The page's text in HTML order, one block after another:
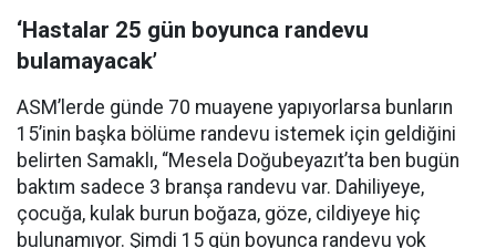
‘Hastalar 25 gün boyunca randevu
bulamayacak’
ASM’lerde günde 70 muayene yapıyorlarsa bunların
15’inin başka bölüme randevu istemek için geldiğini
belirten Samaklı, “Mesela Doğubeyazıt’ta ben bugün
baktım sadece 3 branşa randevu var. Dahiliyeye,
çocuğa, kulak burun boğaza, göze, cildiyeye hiç
bulunamıyor. Şimdi 15 gün boyunca randevu yok